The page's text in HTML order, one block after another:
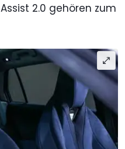
2.0 gehören zum